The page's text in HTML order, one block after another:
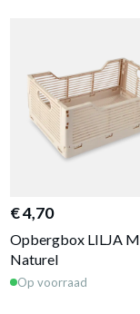
€ 4,70
Opbergbox LILJA M
Naturel
Op voorraad